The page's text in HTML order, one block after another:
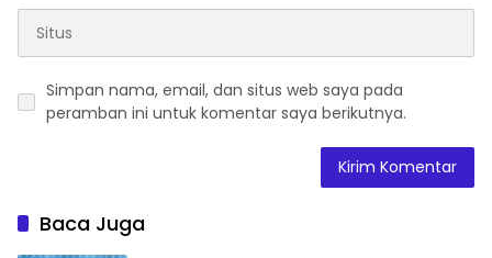
Simpan nama, email, dan situs web saya pada
peramban ini untuk komentar saya berikutnya.
Baca Juga